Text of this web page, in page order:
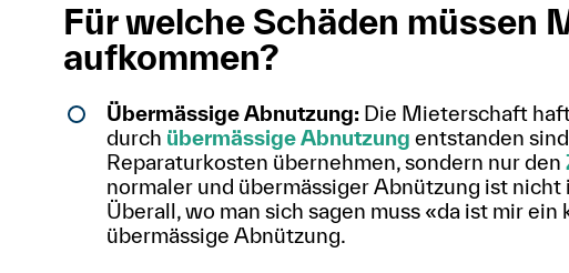
Für welche Schäden müssen
aufkommen?
Übermässige Abnutzung:Die Mieterschaft
durch übermässige Abnutzung entstanden
Reparaturkosten übernehmen, sondern nur den
normaler und übermässiger Abnützung ist
Überall, wo man sich sagen muss «da ist mir
übermässige Abnützung.